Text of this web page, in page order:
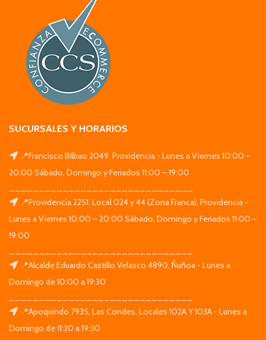
SUCURSALES Y HORARIOS
📍Francisco Bilbao 2049, Providencia - Lunes a Viernes 10:00 –
20:00 Sábado, Domingo y Feriados 11:00 – 19:00
📍Providencia 2251. Local 024 y 44 (Zona Franca), Providencia -
Lunes a Viernes 10:00 – 20:00 Sábado, Domingo y Feriados 11:00 –
19:00
📍Alcalde Eduardo Castillo Velasco 4890, Ñuñoa - Lunes a
Domingo de 10:00 a 19:30
📍Apoquindo 7935, Las Condes. Locales 102A Y 103A - Lunes a
Domingo de 11:30 a 19:30